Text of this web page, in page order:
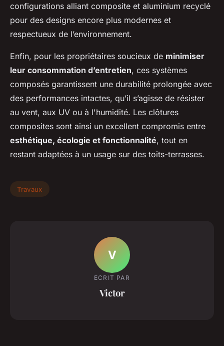
configurations alliant composite et aluminium recyclé
pour des designs encore plus modernes et
respectueux de l’environnement.
Enfin, pour les propriétaires soucieux de minimiser
leur consommation d’entretien, ces systèmes
composés garantissent une durabilité prolongée avec
des performances intactes, qu’il s’agisse de résister
au vent, aux UV ou à l'humidité. Les clôtures
composites sont ainsi un excellent compromis entre
esthétique, écologie et fonctionnalité, tout en
restant adaptées à un usage sur des toits-terrasses.
Travaux
V
ECRIT PAR
Victor